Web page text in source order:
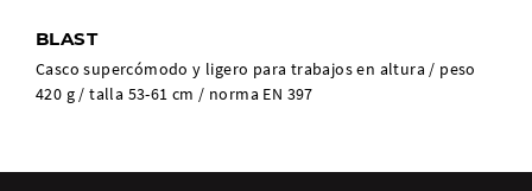
BLAST
Casco supercómodo y ligero para trabajos en altura / peso
420 g / talla 53-61 cm / norma EN 397